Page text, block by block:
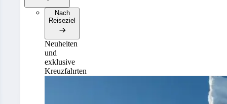
Nach
Reiseziel
Neuheiten
und
exklusive
Kreuzfahrten